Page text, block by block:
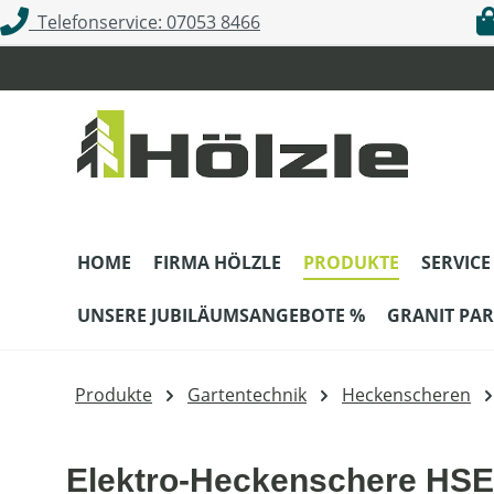
Hauptinhalt springen
Zur Suche springen
Zur Hauptnavigation springen
Telefonservice: 07053 8466
HOME FIRMA HÖLZLE PRODUKTE SERVICE
UNSERE JUBILÄUMSANGEBOTE % GRANIT
Produkte Gartentechnik Heckenscheren
Elektro-Heckenschere